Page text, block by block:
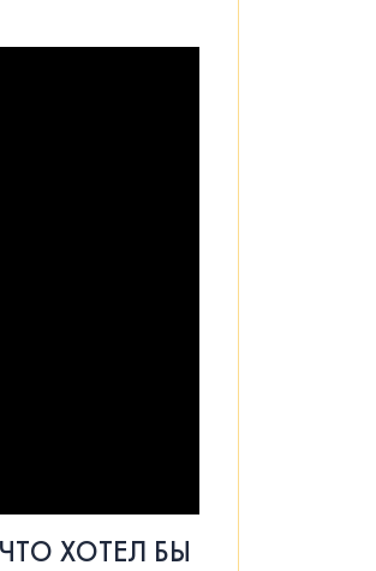
ХОТЕЛ БЫ